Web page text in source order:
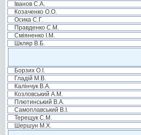
Іванов С.А.
Козаченко О.О.
Осика С.Г.
Правденко С.М.
Сміяненко І.М.
Шкляр В.Б.
Борзих О.І.
Гладій М.В.
Калінчук В.А.
Козловський А.М.
Плютинський В.А.
Самоплавський В.І.
Терещук С.М.
Шершун М.Х.